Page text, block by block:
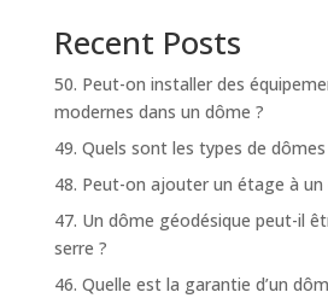
Recent Posts
50. Peut-on installer des
modernes dans un dôme ?
49. Quels sont les types de
48. Peut-on ajouter un étage à
47. Un dôme géodésique peut-il
serre ?
46. Quelle est la garantie d’un